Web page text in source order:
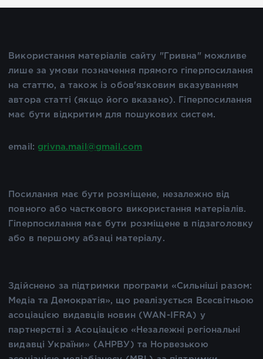
Використання матеріалів сайту "Гривна" можливе
лише за умови позначення прямого гіперпосилання
на статтю, а також із обов'язковим вказуванням
автора статті (якщо його вказано). Гіперпосилання
має бути відкритим для пошукових систем.
email: grivna.mail@gmail.com
Посилання має бути розміщене, незалежно від
повного або часткового використання матеріалів.
Гіперпосилання має бути розміщене в підзаголовку
або в першому абзаці матеріалу.
Здійснено за підтримки програми «Сильніші разом:
Медіа та Демократія», що реалізується Всесвітньою
асоціацією видавців новин (WAN-IFRA) у
партнерстві з Асоціацією «Незалежні регіональні
видавці України» (АНРВУ) та Норвезькою